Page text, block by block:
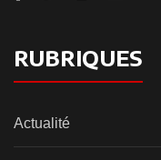
RUBRIQUES
Actualité